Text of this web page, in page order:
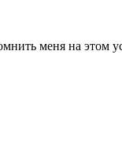
меня на этом